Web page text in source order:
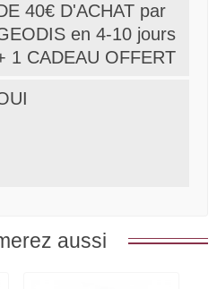
40€ D'ACHAT par
en 4-10 jours
1 CADEAU OFFERT
aussi